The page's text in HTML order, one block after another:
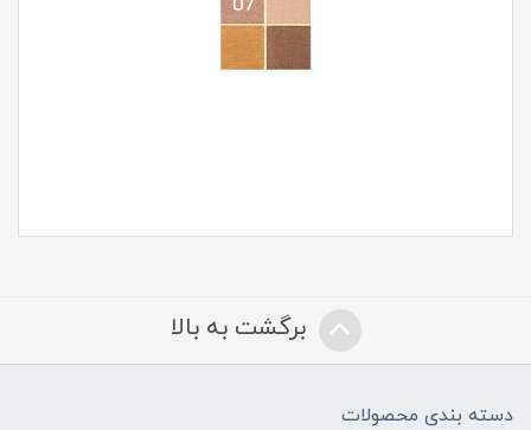
برگشت به بالا
دسته بندی محصولات